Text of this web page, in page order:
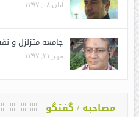
آبان ۰۸, ۱۳۹۷
جامعه متزلزل و
مهر ۲۱, ۱۳۹۷
مصاحبه / گفتگو